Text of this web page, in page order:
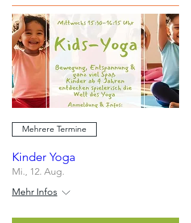
Mehrere Termine
Kinder Yoga
Mi., 12. Aug.
Mehr Infos